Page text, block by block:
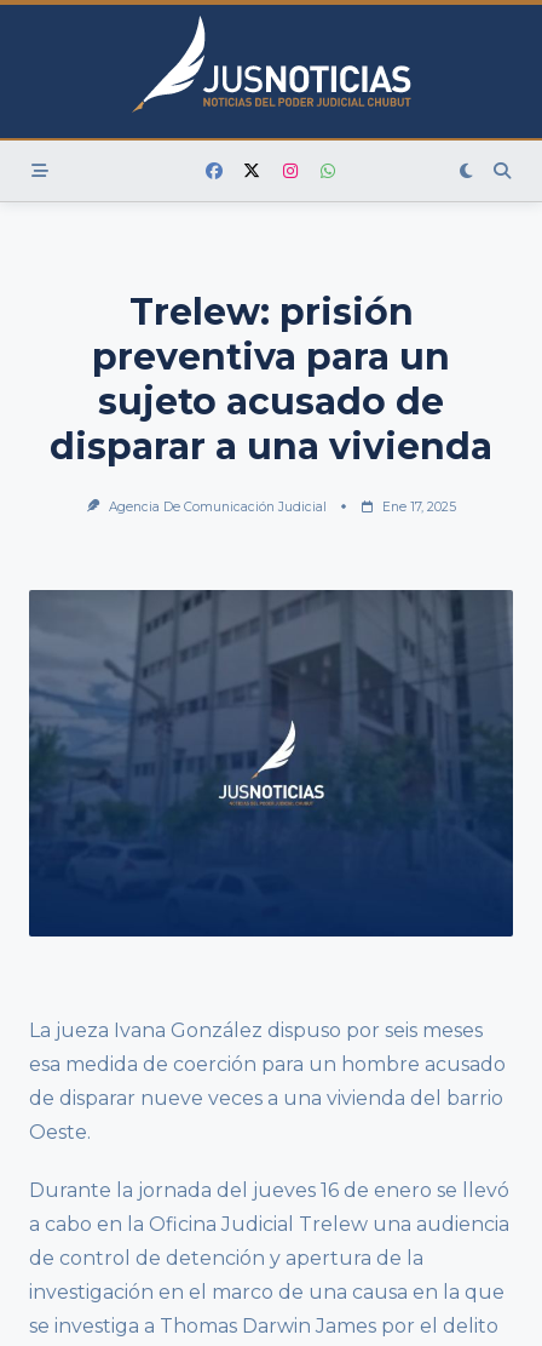
Skip
Trelew: prisión
preventiva para un
sujeto acusado de
disparar a una vivienda
Agencia De Comunicación Judicial Ene 17, 2025
La jueza Ivana González dispuso por seis meses
esa medida de coerción para un hombre acusado
de disparar nueve veces a una vivienda del barrio
Oeste.
Durante la jornada del jueves 16 de enero se llevó
a cabo en la Oficina Judicial Trelew una audiencia
de control de detención y apertura de la
investigación en el marco de una causa en la que
se investiga a Thomas Darwin James por el delito